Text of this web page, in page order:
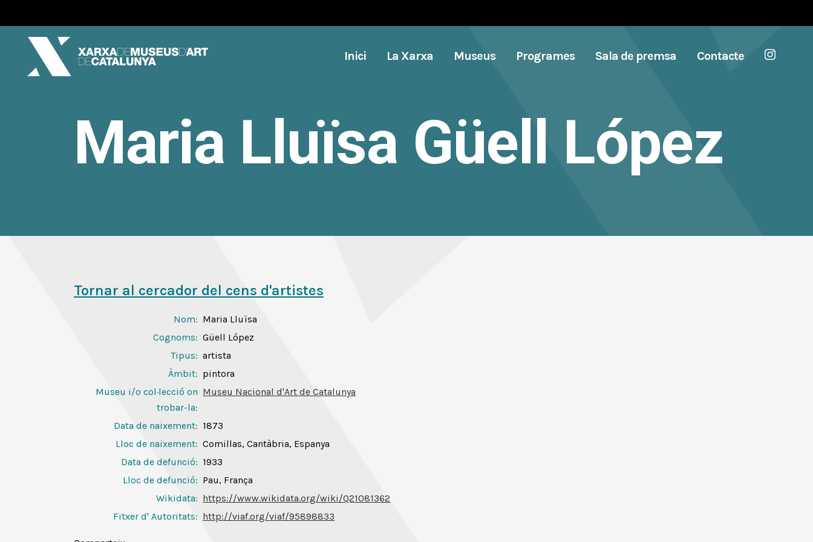
Inici La Xarxa Museus Programes Sala de premsa Contacte
Maria Lluïsa Güell López
Tornar al cercador del cens d'artistes
Nom: Maria Lluïsa
Cognoms: Güell López
Tipus: artista
Àmbit: pintora
Museu i/o col·lecció on
trobar-la:
Museu Nacional d'Art de Catalunya
Data de naixement: 1873
Lloc de naixement: Comillas, Cantàbria, Espanya
Data de defunció: 1933
Lloc de defunció: Pau, França
Wikidata: https://www.wikidata.org/wiki/Q21081362
Fitxer d' Autoritats: http://viaf.org/viaf/95898833